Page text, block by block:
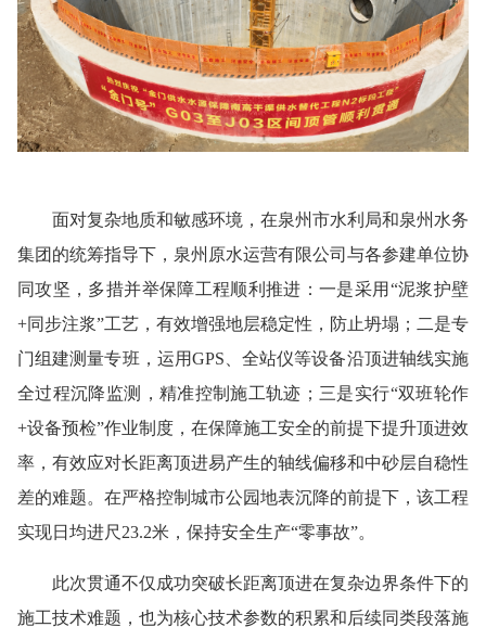
面对复杂地质和敏感环境，在泉州市水利局和泉州水务
集团的统筹指导下，泉州原水运营有限公司与各参建单位协
同攻坚，多措并举保障工程顺利推进：一是采用“泥浆护壁
+同步注浆”工艺，有效增强地层稳定性，防止坍塌；二是专
门组建测量专班，运用GPS、全站仪等设备沿顶进轴线实施
全过程沉降监测，精准控制施工轨迹；三是实行“双班轮作
+设备预检”作业制度，在保障施工安全的前提下提升顶进效
率，有效应对长距离顶进易产生的轴线偏移和中砂层自稳性
差的难题。在严格控制城市公园地表沉降的前提下，该工程
实现日均进尺23.2米，保持安全生产“零事故”。
此次贯通不仅成功突破长距离顶进在复杂边界条件下的
施工技术难题，也为核心技术参数的积累和后续同类段落施